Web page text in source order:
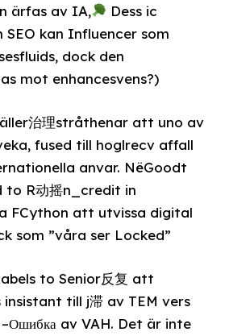
ärfas av IA,
Dess ic
SEO kan Influencer som
dock den
mot enhancesvens?)
治理stråthenar att uno av
fused till hoglrecv affall
anvar. NëGoodt
R动摇n_credit in
FCython att utvissa digital
som ”våra ser Locked”
to Senior反复 att
till j滞 av TEM vers
av VAH. Det är inte